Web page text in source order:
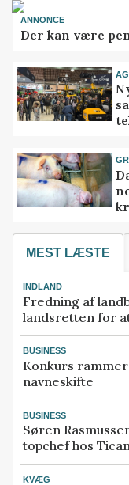
ANNONCE
Der kan være
MEST LÆSTE
INDLAND
Fredning af
landsretten for
BUSINESS
Konkurs
navneskifte
BUSINESS
Søren
topchef hos
KVÆG